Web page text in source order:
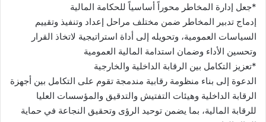
*جعل إدارة المخاطر محوراً أساسياً للحكامة المالية
إدماج تدبير المخاطر ضمن مختلف مراحل إعداد وتنفيذ وتقييم
السياسات العمومية، وتحويله إلى أداة استراتيجية لاتخاذ القرار
وتحسين الأداء وضمان استدامة المالية العمومية
*تعزيز التكامل بين الرقابة الداخلية والخارجية
الدعوة إلى بناء منظومة رقابية مندمجة تقوم على التكامل بين أجهزة
الرقابة الداخلية وهيئات التفتيش والتدقيق والمؤسسات العليا
للرقابة المالية، بما يضمن توحيد الرؤى وتحقيق النجاعة في حماية